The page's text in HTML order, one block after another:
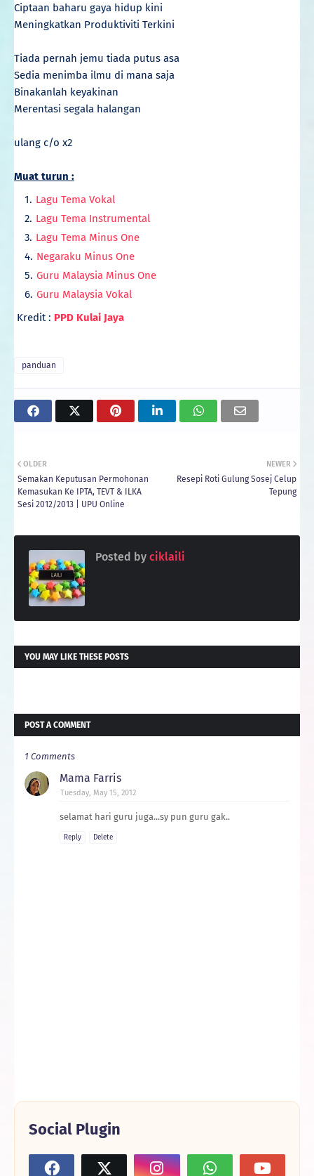
Ciptaan baharu gaya hidup kini
Meningkatkan Produktiviti Terkini
Tiada pernah jemu tiada putus asa
Sedia menimba ilmu di mana saja
Binakanlah keyakinan
Merentasi segala halangan
ulang c/o x2
Muat turun :
Lagu Tema Vokal
Lagu Tema Instrumental
Lagu Tema Minus One
Negaraku Minus One
Guru Malaysia Minus One
Guru Malaysia Vokal
Kredit : PPD Kulai Jaya
panduan
NEWER
Resepi Roti Gulung Sosej Celup
Tepung
OLDER
Semakan Keputusan Permohonan
Kemasukan Ke IPTA, TEVT & ILKA
Sesi 2012/2013 | UPU Online
Posted by ciklaili
YOU MAY LIKE THESE POSTS
POST A COMMENT
1 Comments
Mama Farris
Tuesday, May 15, 2012
selamat hari guru juga...sy pun guru gak..
Reply Delete
Social Plugin